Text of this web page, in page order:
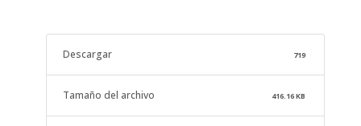
Descargar 719
Tamaño del archivo 416.16 KB